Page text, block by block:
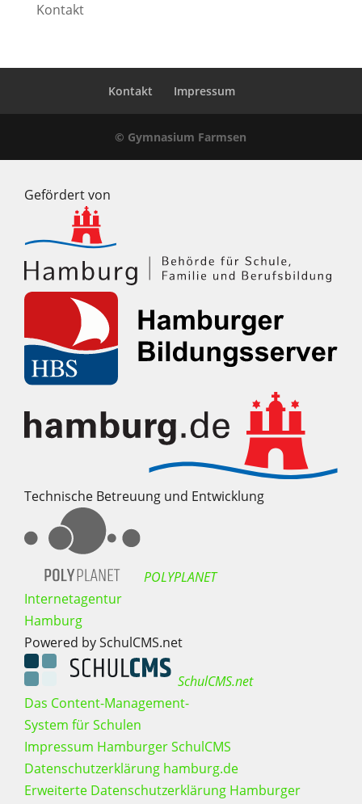
Kontakt
Kontakt Impressum
© Gymnasium Farmsen
Gefördert von
Technische Betreuung und Entwicklung
POLYPLANET
Internetagentur
Hamburg
Powered by SchulCMS.net
SchulCMS.net
Das Content-Management-
System für Schulen
Impressum Hamburger SchulCMS
Datenschutzerklärung hamburg.de
Erweiterte Datenschutzerklärung Hamburger